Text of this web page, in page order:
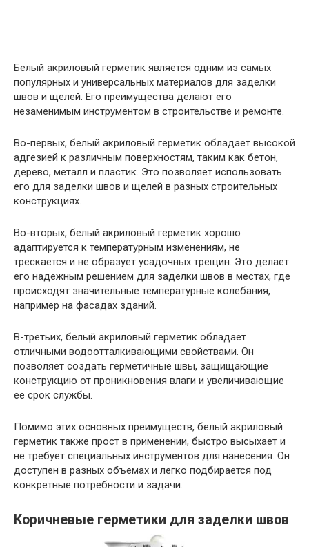
Белый акриловый герметик является одним из самых
популярных и универсальных материалов для заделки
швов и щелей. Его преимущества делают его
незаменимым инструментом в строительстве и ремонте.
Во-первых, белый акриловый герметик обладает высокой
адгезией к различным поверхностям, таким как бетон,
дерево, металл и пластик. Это позволяет использовать
его для заделки швов и щелей в разных строительных
конструкциях.
Во-вторых, белый акриловый герметик хорошо
адаптируется к температурным изменениям, не
трескается и не образует усадочных трещин. Это делает
его надежным решением для заделки швов в местах, где
происходят значительные температурные колебания,
например на фасадах зданий.
В-третьих, белый акриловый герметик обладает
отличными водоотталкивающими свойствами. Он
позволяет создать герметичные швы, защищающие
конструкцию от проникновения влаги и увеличивающие
ее срок службы.
Помимо этих основных преимуществ, белый акриловый
герметик также прост в применении, быстро высыхает и
не требует специальных инструментов для нанесения. Он
доступен в разных объемах и легко подбирается под
конкретные потребности и задачи.
Коричневые герметики для заделки швов